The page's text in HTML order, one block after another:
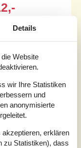
1.000 m²
Ja
mit schönem
Die
Details
Website
wir Ihre Statistiken
und
anonymisierte
akzeptieren, erklären
zu Statistiken), dass